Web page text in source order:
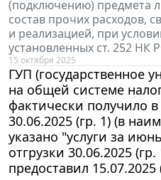
(подключению) предмета
состав прочих расходов,
и реализацией, при
установленных ст. 252 НК
15 октября 2025
ГУП (государственное
на общей системе
фактически получило
30.06.2025 (гр. 1) (в
указано "услуги за
отгрузки 30.06.2025
предоставил